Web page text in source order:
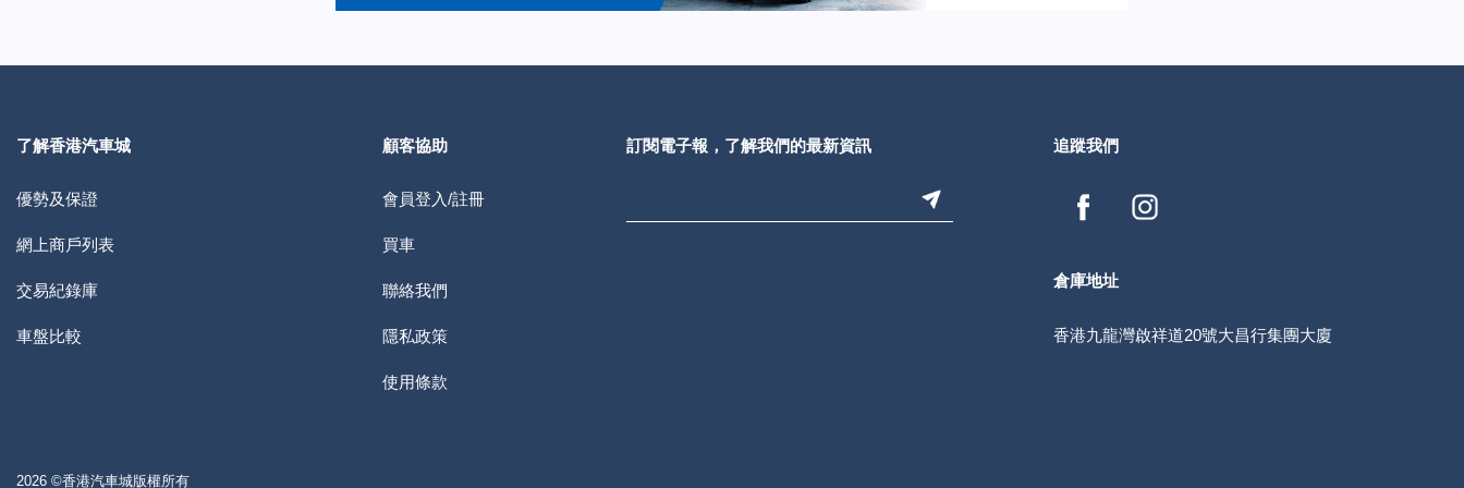
了解香港汽車城
優勢及保證
網上商戶列表
交易紀錄庫
車盤比較
顧客協助
會員登入/註冊
買車
聯絡我們
隱私政策
使用條款
訂閱電子報，了解我們的最新資訊 追蹤我們
倉庫地址
香港九龍灣啟祥道20號大昌行集團大廈
2026 ©香港汽車城版權所有